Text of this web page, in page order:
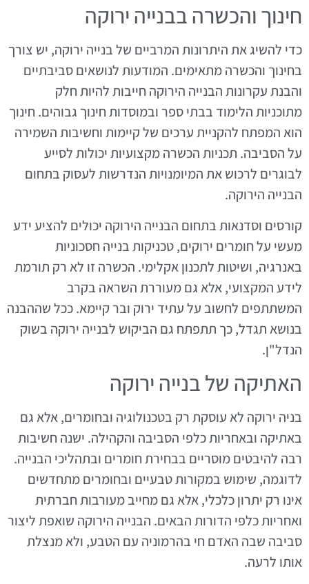
חינוך והכשרה בבנייה ירוקה
כדי להשיג את היתרונות המרביים של בנייה ירוקה, יש צורך
בחינוך והכשרה מתאימים. המודעות לנושאים סביבתיים
והבנת עקרונות הבנייה הירוקה חייבות להיות חלק
מתוכניות הלימוד בבתי ספר ובמוסדות חינוך גבוהים. חינוך
הוא המפתח להקניית ערכים של קיימות וחשיבות השמירה
על הסביבה. תכניות הכשרה מקצועיות יכולות לסייע
לבוגרים לרכוש את המיומנויות הנדרשות לעסוק בתחום
הבנייה הירוקה.
קורסים וסדנאות בתחום הבנייה הירוקה יכולים להציע ידע
מעשי על חומרים ירוקים, טכניקות בנייה חסכוניות
באנרגיה, ושיטות לתכנון אקלימי. הכשרה זו לא רק תורמת
לידע המקצועי, אלא גם מעוררת השראה בקרב
המשתתפים לחשוב על עתיד ירוק ובר קיימא. ככל שההבנה
בנושא תגדל, כך תתפתח גם הביקוש לבנייה ירוקה בשוק
הנדל"ן.
האתיקה של בנייה ירוקה
בניה ירוקה לא עוסקת רק בטכנולוגיה ובחומרים, אלא גם
באתיקה ובאחריות כלפי הסביבה והקהילה. ישנה חשיבות
רבה להיבטים מוסריים בבחירת חומרים ובתהליכי הבנייה.
לדוגמה, שימוש במקורות טבעיים ובחומרים מתחדשים
אינו רק יתרון כלכלי, אלא גם מחייב מעורבות חברתית
ואחריות כלפי הדורות הבאים. הבנייה הירוקה שואפת ליצור
סביבה שבה האדם חי בהרמוניה עם הטבע, ולא מנצלת
אותו לרעה.